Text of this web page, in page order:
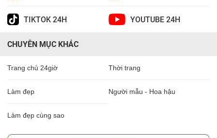
TIKTOK 24H YOUTUBE 24H
CHUYÊN MỤC KHÁC
Trang chủ 24giờ Thời trang
Làm đẹp Người mẫu - Hoa hậu
Làm đẹp cùng sao